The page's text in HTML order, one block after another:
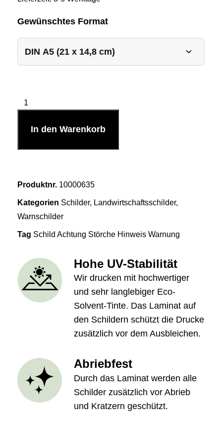
Gewünschtes Format
In den Warenkorb
Produktnr. 10000635
Kategorien Schilder, Landwirtschaftsschilder,
Warnschilder
Tag Schild Achtung Störche Hinweis Warnung
Hohe UV-Stabilität
Wir drucken mit hochwertiger
und sehr langlebiger Eco-
Solvent-Tinte. Das Laminat auf
den Schildern schützt die Drucke
zusätzlich vor dem Ausbleichen.
Abriebfest
Durch das Laminat werden alle
Schilder zusätzlich vor Abrieb
und Kratzern geschützt.